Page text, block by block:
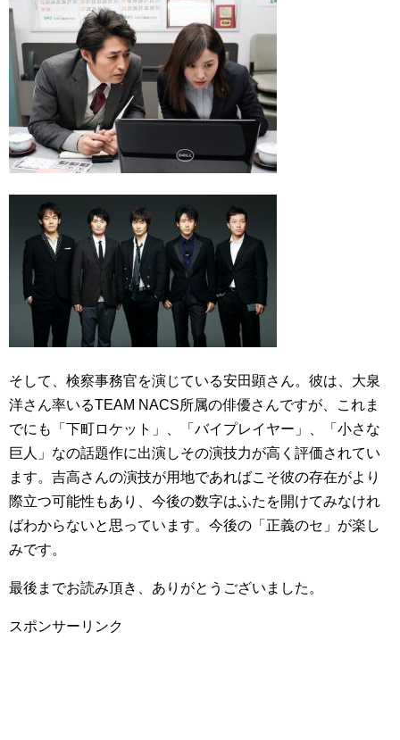
そして、検察事務官を演じている安田顕さん。彼は、大泉
洋さん率いるTEAM NACS所属の俳優さんですが、これま
でにも「下町ロケット」、「バイプレイヤー」、「小さな
巨人」なの話題作に出演しその演技力が高く評価されてい
ます。吉高さんの演技が用地であればこそ彼の存在がより
際立つ可能性もあり、今後の数字はふたを開けてみなけれ
ばわからないと思っています。今後の「正義のセ」が楽し
みです。
最後までお読み頂き、ありがとうございました。
スポンサーリンク